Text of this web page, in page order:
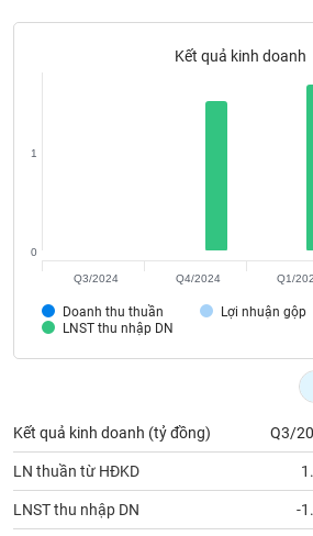
Kết quả kinh doanh
Doanh thu thuần
Lợi nhuận gộp
LNST thu nhập DN
0
1
Q3/2024 Q4/2024 Q1/
Kết quả kinh doanh (tỷ đồng) Q3/
LN thuần từ HĐKD
LNST thu nhập DN -
SỨC
NGHỆ
DỊCH
TRUYỀN